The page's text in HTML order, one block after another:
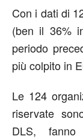
Con i dati di
(ben il 36%
periodo
più colpito in
Le 124
riservate
DLS,